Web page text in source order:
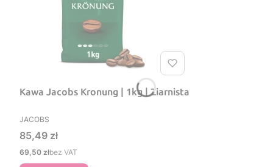
Kawa Jacobs Kronung | 1kg | Ziarnista
PRODUCENT
JACOBS
Cena
85,49 zł
Cena
69,50 złbez VAT